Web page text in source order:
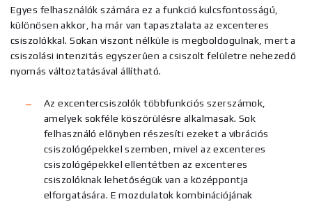
Egyes felhasználók számára ez a funkció kulcsfontosságú,
különösen akkor, ha már van tapasztalata az excenteres
csiszolókkal. Sokan viszont nélküle is megboldogulnak, mert a
csiszolási intenzitás egyszerűen a csiszolt felületre nehezedő
nyomás változtatásával állítható.
Az excentercsiszolók többfunkciós szerszámok,
amelyek sokféle köszörülésre alkalmasak. Sok
felhasználó előnyben részesíti ezeket a vibrációs
csiszológépekkel szemben, mivel az excenteres
csiszológépekkel ellentétben az excenteres
csiszolóknak lehetőségük van a középpontja
elforgatására. E mozdulatok kombinációjának